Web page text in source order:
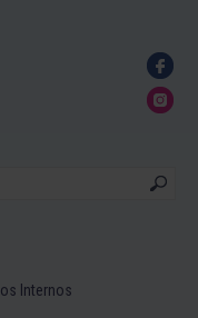
Internos